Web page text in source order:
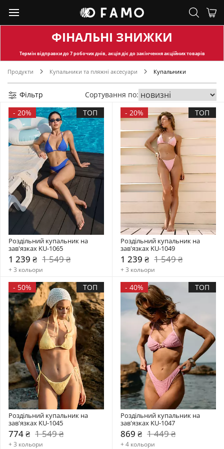
ФІНАЛЬНІ ЗНИЖКИ
Термін відправкидо 7 робочих днів, акція діє до закінчення акційних товарів
Продукти Купальники та пляжні аксесуари Купальники
Фільтр
Сортування по:
- 20% ТОП
Роздільний купальник на
зав'язках KU-1065
1 239 ₴ 1 549 ₴
+ 3 кольори
- 20% ТОП
Роздільний купальник на
зав'язках KU-1049
1 239 ₴ 1 549 ₴
+ 3 кольори
- 50% ТОП
Роздільний купальник на
зав'язках KU-1045
774 ₴ 1 549 ₴
+ 3 кольори
- 40% ТОП
Роздільний купальник на
зав'язках KU-1047
869 ₴ 1 449 ₴
+ 4 кольори